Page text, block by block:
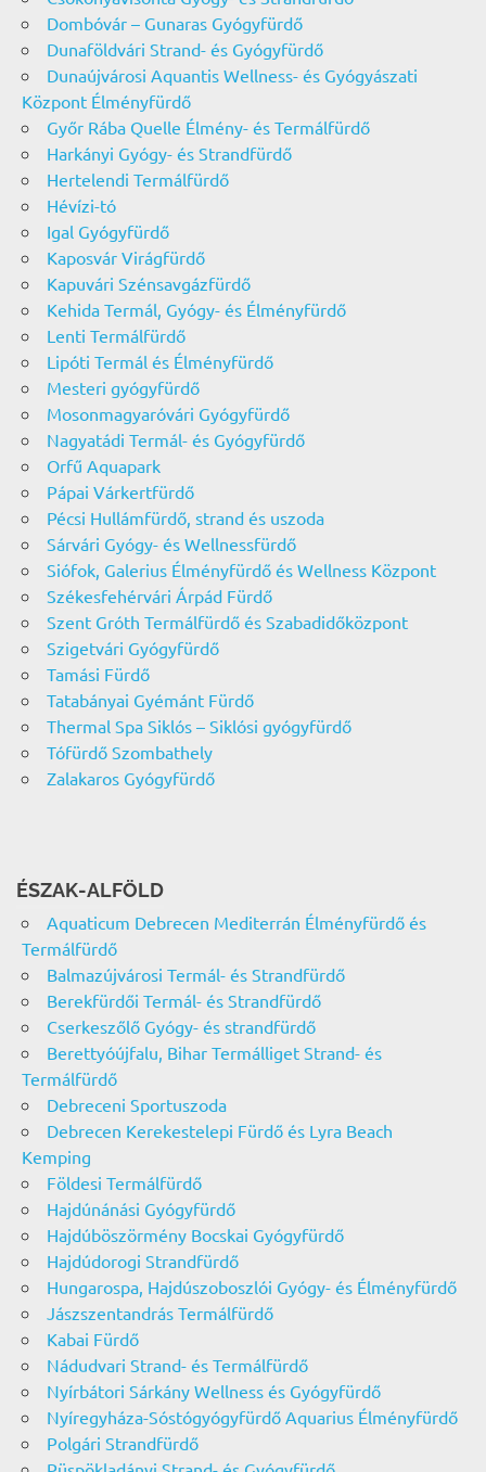
Dombóvár – Gunaras Gyógyfürdő
Dunaföldvári Strand- és Gyógyfürdő
Dunaújvárosi Aquantis Wellness- és Gyógyászati
Központ Élményfürdő
Győr Rába Quelle Élmény- és Termálfürdő
Harkányi Gyógy- és Strandfürdő
Hertelendi Termálfürdő
Hévízi-tó
Igal Gyógyfürdő
Kaposvár Virágfürdő
Kapuvári Szénsavgázfürdő
Kehida Termál, Gyógy- és Élményfürdő
Lenti Termálfürdő
Lipóti Termál és Élményfürdő
Mesteri gyógyfürdő
Mosonmagyaróvári Gyógyfürdő
Nagyatádi Termál- és Gyógyfürdő
Orfű Aquapark
Pápai Várkertfürdő
Pécsi Hullámfürdő, strand és uszoda
Sárvári Gyógy- és Wellnessfürdő
Siófok, Galerius Élményfürdő és Wellness Központ
Székesfehérvári Árpád Fürdő
Szent Gróth Termálfürdő és Szabadidőközpont
Szigetvári Gyógyfürdő
Tamási Fürdő
Tatabányai Gyémánt Fürdő
Thermal Spa Siklós – Siklósi gyógyfürdő
Tófürdő Szombathely
Zalakaros Gyógyfürdő
ÉSZAK-ALFÖLD
Aquaticum Debrecen Mediterrán Élményfürdő és
Termálfürdő
Balmazújvárosi Termál- és Strandfürdő
Berekfürdői Termál- és Strandfürdő
Cserkeszőlő Gyógy- és strandfürdő
Berettyóújfalu, Bihar Termálliget Strand- és
Termálfürdő
Debreceni Sportuszoda
Debrecen Kerekestelepi Fürdő és Lyra Beach
Kemping
Földesi Termálfürdő
Hajdúnánási Gyógyfürdő
Hajdúböszörmény Bocskai Gyógyfürdő
Hajdúdorogi Strandfürdő
Hungarospa, Hajdúszoboszlói Gyógy- és Élményfürdő
Jászszentandrás Termálfürdő
Kabai Fürdő
Nádudvari Strand- és Termálfürdő
Nyírbátori Sárkány Wellness és Gyógyfürdő
Nyíregyháza-Sóstógyógyfürdő Aquarius Élményfürdő
Polgári Strandfürdő